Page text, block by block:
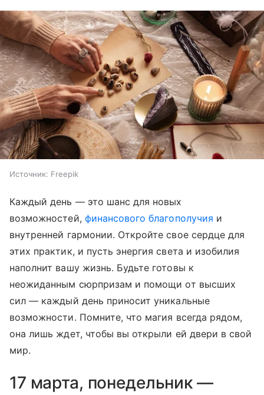
Источник: Freepik
Каждый день — это шанс для новых
возможностей, финансового благополучия и
внутренней гармонии. Откройте свое сердце для
этих практик, и пусть энергия света и изобилия
наполнит вашу жизнь. Будьте готовы к
неожиданным сюрпризам и помощи от высших
сил — каждый день приносит уникальные
возможности. Помните, что магия всегда рядом,
она лишь ждет, чтобы вы открыли ей двери в свой
мир.
17 марта, понедельник —